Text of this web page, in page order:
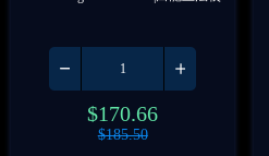
$170.66
$185.50